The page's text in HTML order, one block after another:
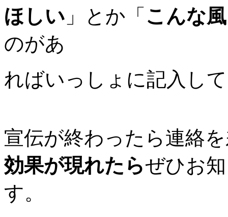
ほしい 」とか「 こんな
のがあ
ればいっしょに記入し
宣伝が終わったら連絡
効果が現れたらぜひお
す。